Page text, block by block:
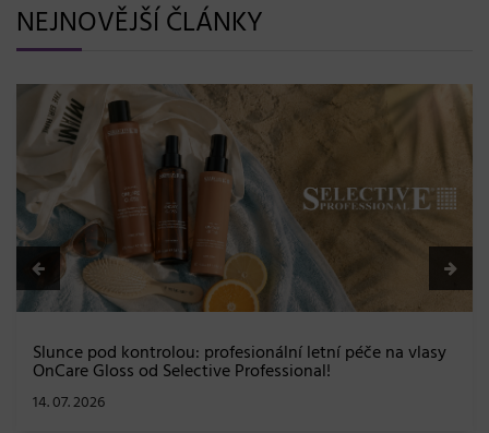
NEJNOVĚJŠÍ ČLÁNKY
BLONDME přichází s novou érou blond: lesk, glow efekt
a maximální péče bez kompromisů
08. 06. 2026